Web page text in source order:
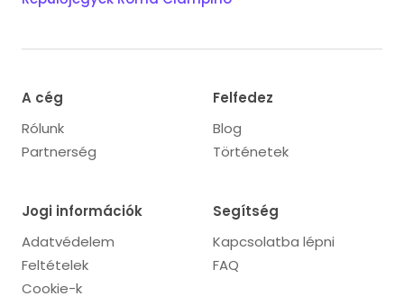
A cég
Rólunk
Partnerség
Felfedez
Blog
Történetek
Jogi információk
Adatvédelem
Feltételek
Cookie-k
Segítség
Kapcsolatba lépni
FAQ